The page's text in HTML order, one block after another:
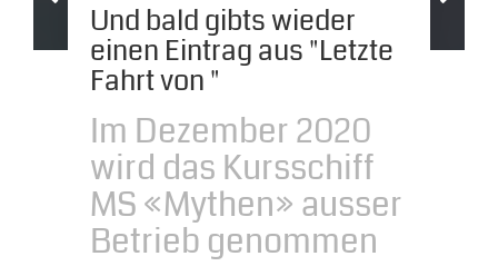
Und bald gibts wieder
einen Eintrag aus "Letzte
Fahrt von "
Im Dezember 2020
wird das Kursschiff
MS «Mythen» ausser
Betrieb genommen